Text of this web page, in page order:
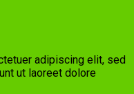
adipiscing elit, sed
ut laoreet dolore